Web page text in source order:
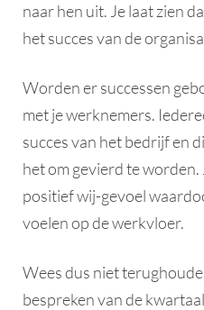
naar hen uit. Je laat zien
het succes van de
Worden er successen
met je werknemers.
succes van het bedrijf en
het om gevierd te
positief wij-gevoel
voelen op de werkvloer.
Wees dus niet
bespreken van de